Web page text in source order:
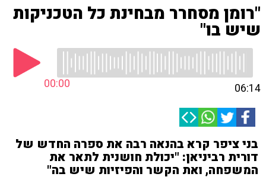
"רומן מסחרר מבחינת כל הטכניקות
שיש בו"
00:00 06:14
בני ציפר קרא בהנאה רבה את ספרה החדש של
דורית רביניאן: "יכולת חושנית לתאר את
המשפחה, ואת הקשר והפיזיות שיש בה"